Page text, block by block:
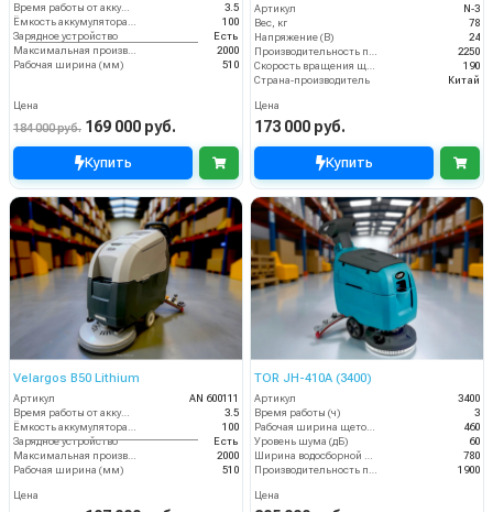
Время работы от аккумуляторов (ч)
3.5
100
Зарядное устройство
Есть
2000
Рабочая ширина (мм)
510
Цена
184 000 руб. 169 000 руб.
Купить
Артикул
N-3
Вес, кг
78
Напряжение (В)
24
2250
190
Страна-производитель
Китай
Цена
173 000 руб.
Купить
Velargos B50 Lithium
Артикул
AN 600111
Время работы от аккумуляторов (ч)
3.5
100
Зарядное устройство
Есть
2000
Рабочая ширина (мм)
510
Цена
TOR JH-410A (3400)
Артикул
3400
Время работы (ч)
3
460
Уровень шума (дБ)
60
780
1900
Цена